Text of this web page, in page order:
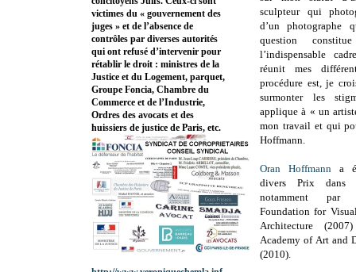
sculpteur qui
d’un photographe
question
l’indispensable
réunit mes
procédure est, je
surmonter les
applique à « un
mon travail et qui
Hoffmann.
Oran Hoffmann a
divers Prix dans
notamment par
Foundation for
Architecture
Academy of Art and
(2010).
victimes du « gouvernement des
juges » et de l’absence de
contrôles par diverses autorités
qui ont refusé d’intervenir pour
rétablir le droit : ministres de la
Justice et du Logement, parquet,
Groupe Foncia, Chambre du
Commerce et de l’Industrie,
Ordres des avocats et des
huissiers de justice de Paris, etc.